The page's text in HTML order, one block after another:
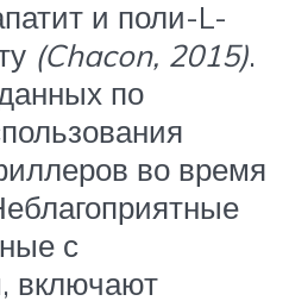
и поли-L-
(Chacon, 2015).
по
во время
с
включают